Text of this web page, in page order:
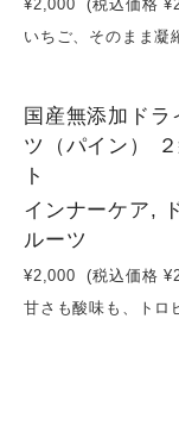
¥2,000 (税込価格
国産無添加ドラ
ツ（パイン）
ト
インナーケア,
ルーツ
¥2,000 (税込価格